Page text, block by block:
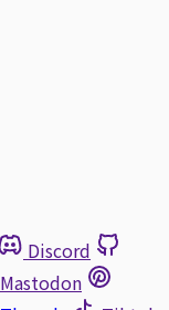
Discord
Mastodon